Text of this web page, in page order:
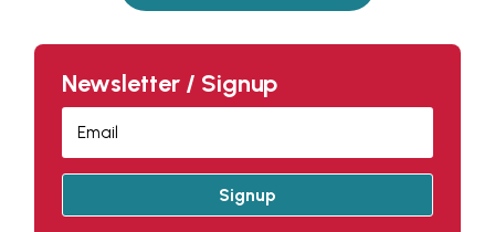
Newsletter / Signup
Signup